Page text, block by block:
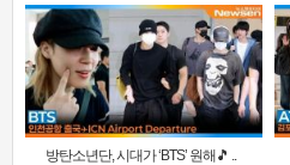
방탄소년단, 시대가 ‘BTS’ 원해🎵 ..